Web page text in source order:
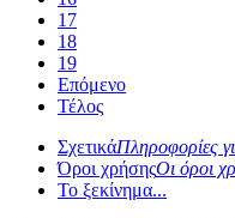
17
18
19
Επόμενο
Τέλος
ΣχετικάΠληροφορίες
Όροι χρήσηςΟι όροι
Το ξεκίνημα...